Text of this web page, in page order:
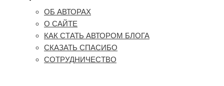
ОБ АВТОРАХ
О САЙТЕ
КАК СТАТЬ АВТОРОМ БЛОГА
СКАЗАТЬ СПАСИБО
СОТРУДНИЧЕСТВО